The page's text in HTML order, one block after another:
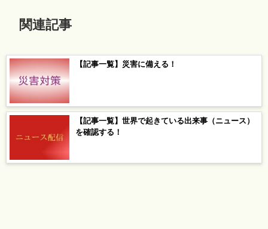
関連記事
【記事一覧】災害に備える！
【記事一覧】世界で起きている出来事（ニュース）
を確認する！